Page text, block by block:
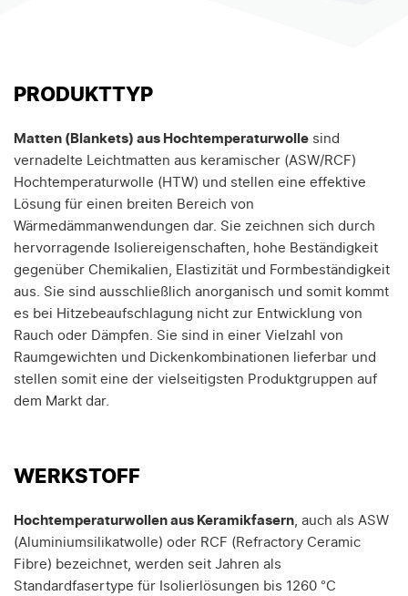
PRODUKTTYP
Matten (Blankets) aus Hochtemperaturwolle sind
vernadelte Leichtmatten aus keramischer (ASW/RCF)
Hochtemperaturwolle (HTW) und stellen eine effektive
Lösung für einen breiten Bereich von
Wärmedämmanwendungen dar. Sie zeichnen sich durch
hervorragende Isoliereigenschaften, hohe Beständigkeit
gegenüber Chemikalien, Elastizität und Formbeständigkeit
aus. Sie sind ausschließlich anorganisch und somit kommt
es bei Hitzebeaufschlagung nicht zur Entwicklung von
Rauch oder Dämpfen. Sie sind in einer Vielzahl von
Raumgewichten und Dickenkombinationen lieferbar und
stellen somit eine der vielseitigsten Produktgruppen auf
dem Markt dar.
WERKSTOFF
Hochtemperaturwollen aus Keramikfasern, auch als ASW
(Aluminiumsilikatwolle) oder RCF (Refractory Ceramic
Fibre) bezeichnet, werden seit Jahren als
Standardfasertype für Isolierlösungen bis 1260 °C